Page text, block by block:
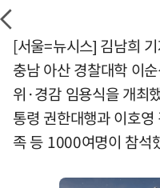
[서울=뉴시스] 김남희
충남 아산 경찰대학 이
위·경감 임용식을 개최
통령 권한대행과 이호
족 등 1000여명이 참석